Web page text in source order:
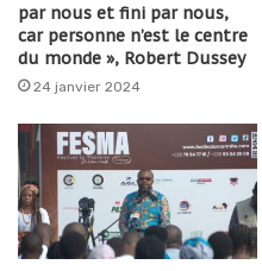
par nous et fini par nous,
car personne n’est le centre
du monde », Robert Dussey
24 janvier 2024